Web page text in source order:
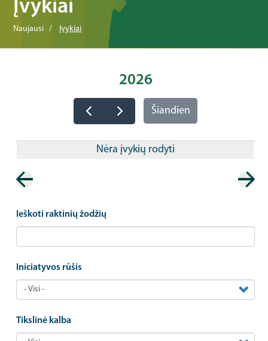
Įvykiai
Naujausi Įvykiai
Šiandien
2026
Nėra įvykių rodyti
Pagination
Ieškoti raktinių žodžių
Iniciatyvos rūšis
Tikslinė kalba